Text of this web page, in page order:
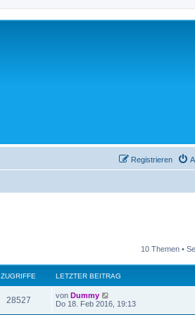
Registrieren
10 Themen •
ZUGRIFFE LETZTER BEITRAG
28527Z
L
e
von Dummy
Do 18. Feb 2016, 19:13